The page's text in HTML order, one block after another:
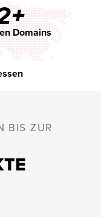
Domains
BIS ZUR